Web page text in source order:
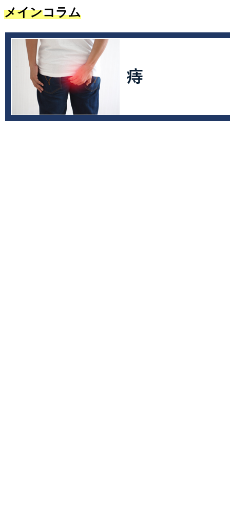
メインコラム